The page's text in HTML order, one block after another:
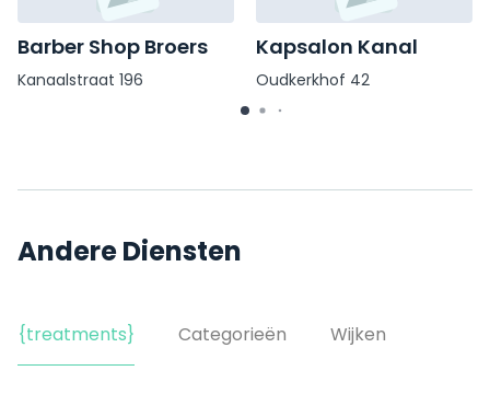
Barber Shop Broers
Kanaalstraat 196
Kapsalon Kanal
Oudkerkhof 42
Andere Diensten
{treatments} Categorieën Wijken